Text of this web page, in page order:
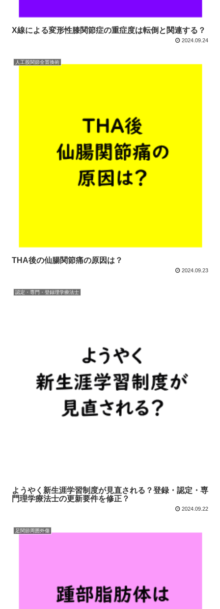
X線による変形性膝関節症の重症度は転倒と関連する？
2024.09.24
人工股関節全置換術
THA後の仙腸関節痛の原因は？
2024.09.23
認定・専門・登録理学療法士
ようやく新生涯学習制度が見直される？登録・認定・専
門理学療法士の更新要件を修正？
2024.09.22
足関節周囲外傷